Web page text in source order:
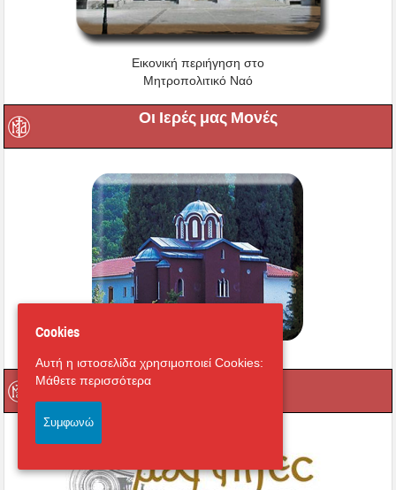
Εικονική περιήγηση στο
Μητροπολιτικό Ναό
Οι Ιερές μας Μονές
Μαγνήτων Κιβωτός
Cookies
Αυτή η ιστοσελίδα χρησιμοποιεί Cookies:
Μάθετε περισσότερα
Συμφωνώ